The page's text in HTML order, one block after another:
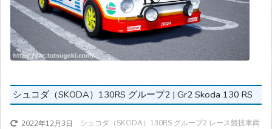
シュコダ（SKODA）130RS グループ2 | Gr2 Skoda 130 RS
2022年12月3日
シュコダ（SKODA）130RS グループ2 レース競技車両